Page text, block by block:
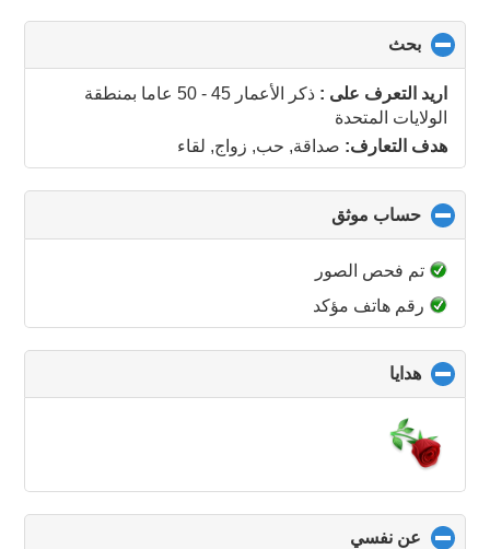
بحث
to
collapse
contents
اريد التعرف على :ذكر الأعمار 45 - 50 عاما
بمنطقة
الولايات المتحدة
هدف التعارف: صداقة, حب, زواج, لقاء
حساب موثق
to
contents
تم فحص الصور
رقم هاتف مؤكد
هدايا
to
عن نفسي